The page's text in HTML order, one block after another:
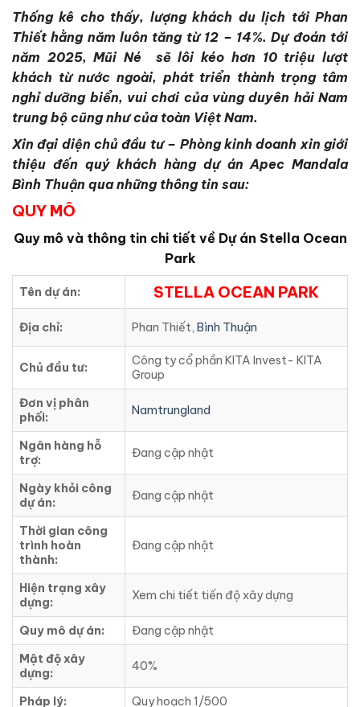
Thống kê cho thấy, lượng khách du lịch tới Phan
Thiết hằng năm luôn tăng từ 12 – 14%. Dự đoán tới
năm 2025, Mũi Né sẽ lôi kéo hơn 10 triệu lượt
khách từ nước ngoài, phát triển thành trọng tâm
nghỉ dưỡng biển, vui chơi của vùng duyên hải Nam
trung bộ cũng như của toàn Việt Nam.
Xin đại diện chủ đầu tư – Phòng kinh doanh xin giới
thiệu đến quý khách hàng dự án Apec Mandala
Bình Thuận qua những thông tin sau:
QUY MÔ
Quy mô và thông tin chi tiết về Dự án Stella Ocean
Park
Tên dự án: STELLA OCEAN PARK
Địa chỉ: Phan Thiết, Bình Thuận
Chủ đầu tư:
Công ty cổ phần KITA Invest- KITA
Group
Đơn vị phân
phối:
Namtrungland
Ngân hàng hỗ
trợ:
Đang cập nhật
Ngày khỏi công
dự án:
Đang cập nhật
Thời gian công
trình hoàn
thành:
Đang cập nhật
Hiện trạng xây
dựng:
Xem chi tiết tiến độ xây dựng
Quy mô dự án:
Đang cập nhật
Mật độ xây
dựng:
40%
Pháp lý: Quy hoạch 1/500